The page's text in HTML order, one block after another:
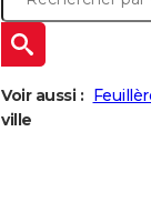
Voir aussi :
ville